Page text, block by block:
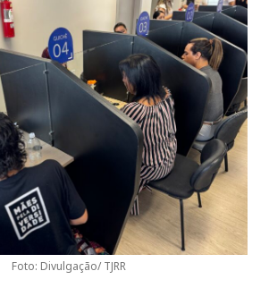
Foto: Divulgação/ TJRR